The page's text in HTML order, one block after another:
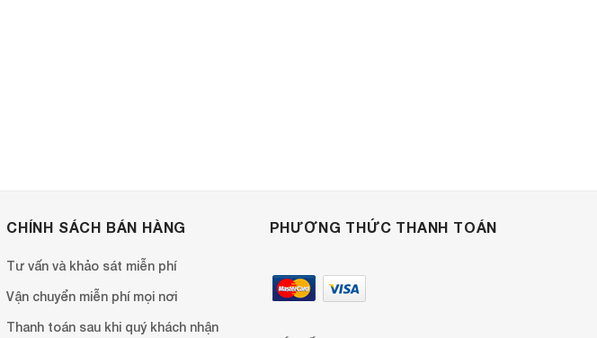
CHÍNH SÁCH BÁN HÀNG
Tư vấn và khảo sát miễn phí
Vận chuyển miễn phí mọi nơi
Thanh toán sau khi quý khách nhận
PHƯƠNG THỨC THANH TOÁN